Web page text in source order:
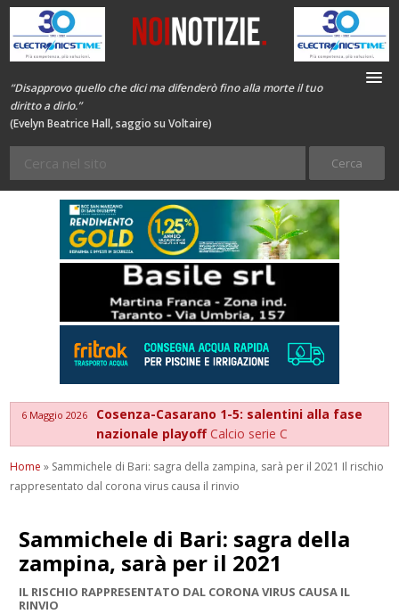
“Disapprovo quello che dici ma difenderò fino alla morte il tuo
diritto a dirlo.”
(Evelyn Beatrice Hall, saggio su Voltaire)
6 Maggio 2026
Cosenza-Casarano 1-5: salentini alla fase
nazionale playoffCalcio serie C
Home » Sammichele di Bari: sagra della zampina, sarà per il 2021 Il rischio
rappresentato dal corona virus causa il rinvio
Sammichele di Bari: sagra della
zampina, sarà per il 2021
IL RISCHIO RAPPRESENTATO DAL CORONA VIRUS CAUSA IL
RINVIO